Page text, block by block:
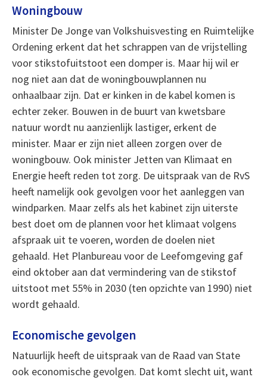
Woningbouw
Minister De Jonge van Volkshuisvesting en Ruimtelijke
Ordening erkent dat het schrappen van de vrijstelling
voor stikstofuitstoot een domper is. Maar hij wil er
nog niet aan dat de woningbouwplannen nu
onhaalbaar zijn. Dat er kinken in de kabel komen is
echter zeker. Bouwen in de buurt van kwetsbare
natuur wordt nu aanzienlijk lastiger, erkent de
minister. Maar er zijn niet alleen zorgen over de
woningbouw. Ook minister Jetten van Klimaat en
Energie heeft reden tot zorg. De uitspraak van de RvS
heeft namelijk ook gevolgen voor het aanleggen van
windparken. Maar zelfs als het kabinet zijn uiterste
best doet om de plannen voor het klimaat volgens
afspraak uit te voeren, worden de doelen niet
gehaald. Het Planbureau voor de Leefomgeving gaf
eind oktober aan dat vermindering van de stikstof
uitstoot met 55% in 2030 (ten opzichte van 1990) niet
wordt gehaald.
Economische gevolgen
Natuurlijk heeft de uitspraak van de Raad van State
ook economische gevolgen. Dat komt slecht uit, want